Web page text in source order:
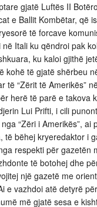
gjatë Luftës II
e Ballit Kombëtar, që
të forcave
Itali ku qëndroi pak
ku kaloi gjithë
kohë të gjatë shërbeu
të “Zërit të Amerikës”
herë të parë e takova
Lui Prifti, i cili
“Zëri i Amerikës”, ai
të bëhej kryeredaktor i
respekti për gazetën
të botohej dhe
një gazetë me
e vazhdoi atë detyrë
më gjatë sesa e